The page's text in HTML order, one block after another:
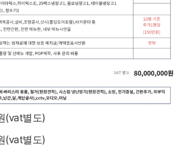
(vat별도)
(vat별도)